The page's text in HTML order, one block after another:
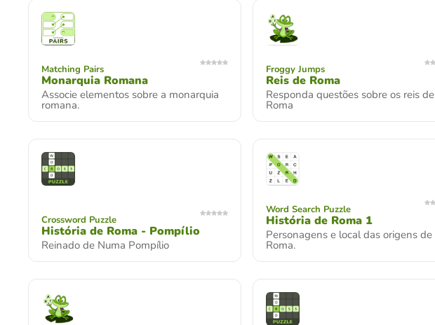
Matching Pairs
Monarquia Romana
Associe elementos sobre a monarquia
romana.
Froggy Jumps
Reis de Roma
Responda questões sobre os reis de
Roma
Crossword Puzzle
História de Roma - Pompílio
Reinado de Numa Pompílio
Word Search Puzzle
História de Roma 1
Personagens e local das origens de
Roma.